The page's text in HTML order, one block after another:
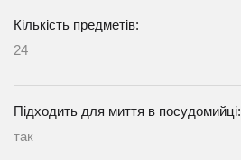
Кількість предметів:
24
Підходить для миття в посудомийці:
так